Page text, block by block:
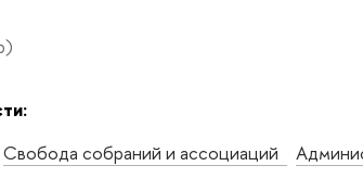
Свобода собраний и ассоциаций